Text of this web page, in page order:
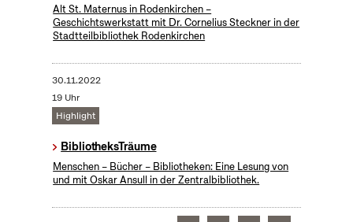
Alt St. Maternus in Rodenkirchen –
Geschichtswerkstatt mit Dr. Cornelius Steckner in der
Stadtteilbibliothek Rodenkirchen
30.11.2022
19 Uhr
Highlight
BibliotheksTräume
Menschen – Bücher – Bibliotheken: Eine Lesung von
und mit Oskar Ansull in der Zentralbibliothek.